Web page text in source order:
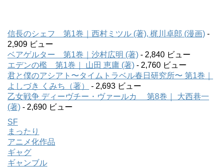
信長のシェフ 第1巻｜西村ミツル (著), 梶川卓郎 (漫画) -
2,909 ビュー
ベアゲルター 第1巻｜沙村広明 (著) - 2,840 ビュー
エデンの檻 第1巻｜ 山田 恵庸 (著) - 2,760 ビュー
君と僕のアシアト〜タイムトラベル春日研究所〜 第1巻｜
よしづき くみち（著）
- 2,693 ビュー
乙女戦争 ディーヴチー・ヴァールカ 第8巻｜ 大西巷一
(著) - 2,690 ビュー
SF
まったり
アニメ化作品
ギャグ
ギャンブル